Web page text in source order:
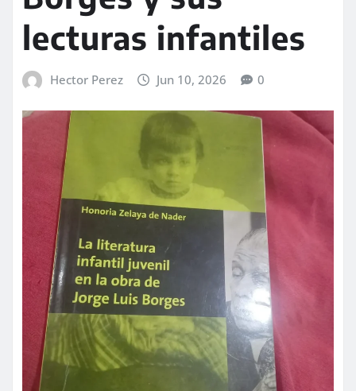
lecturas infantiles
Hector Perez Jun 10, 2026 0